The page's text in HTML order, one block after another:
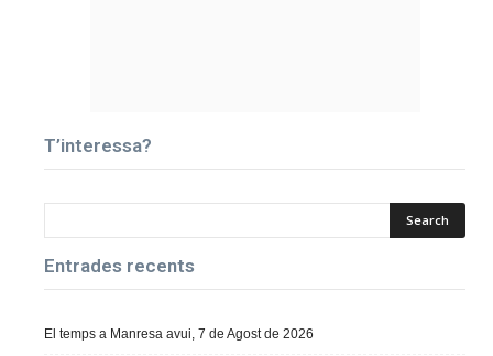
T’interessa?
Entrades recents
El temps a Manresa avui, 7 de Agost de 2026